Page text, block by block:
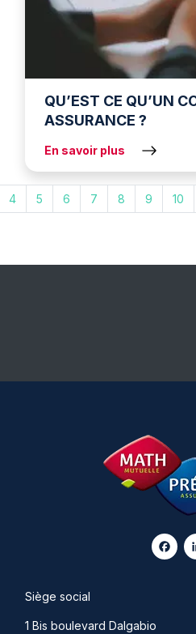
QU’EST CE QU’UN
ASSURANCE ?
En savoir plus
4 5 6 7 8 9 10
Siège social
1 Bis boulevard Dalgabio